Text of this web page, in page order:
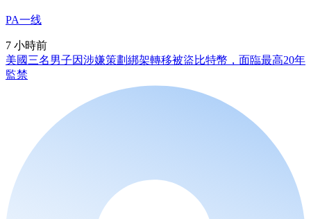
PA一线
7 小時前
美國三名男子因涉嫌策劃綁架轉移被盜比特幣，面臨最高20年
監禁